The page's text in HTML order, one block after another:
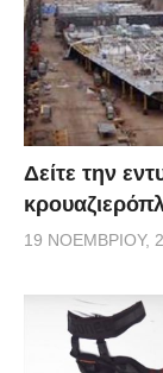
Δείτε την
19 ΝΟΕΜΒΡΊΟΥ,